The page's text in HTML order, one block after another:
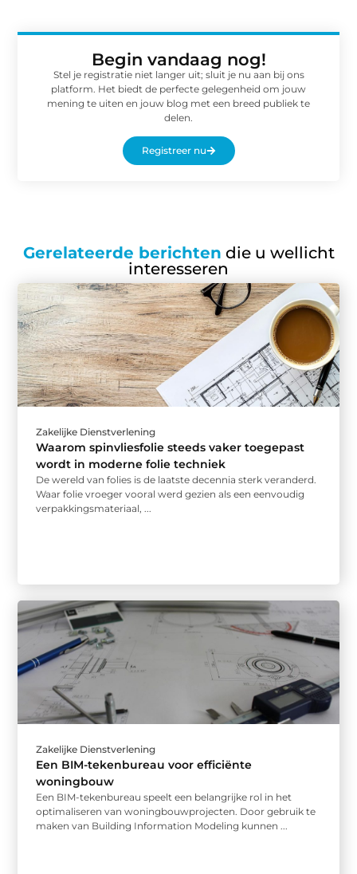
Begin vandaag nog!
Stel je registratie niet langer uit; sluit je nu aan bij ons
platform. Het biedt de perfecte gelegenheid om jouw
mening te uiten en jouw blog met een breed publiek te
delen.
Registreer nu
Gerelateerde berichten die u wellicht
interesseren
Zakelijke Dienstverlening
Waarom spinvliesfolie steeds vaker toegepast
wordt in moderne folie techniek
De wereld van folies is de laatste decennia sterk veranderd.
Waar folie vroeger vooral werd gezien als een eenvoudig
verpakkingsmateriaal, ...
Zakelijke Dienstverlening
Een BIM-tekenbureau voor efficiënte
woningbouw
Een BIM-tekenbureau speelt een belangrijke rol in het
optimaliseren van woningbouwprojecten. Door gebruik te
maken van Building Information Modeling kunnen ...